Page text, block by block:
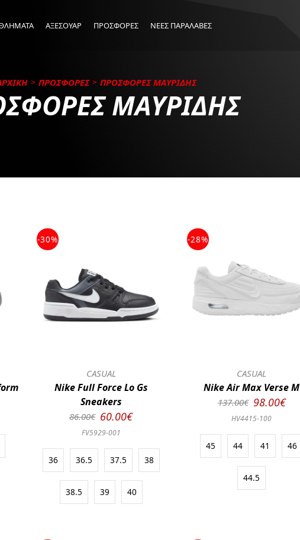
ΑΞΕΣΟΥΑΡ ΠΡΟΣΦΟΡΕΣ ΝΕΕΣ ΠΑΡΑΛΑΒΕΣ
ΠΡΟΣΦΟΡΕΣ ΠΡΟΣΦΟΡΕΣ ΜΑΥΡΙΔΗΣ
ΜΑΥΡΙΔΗΣ
-30%
CASUAL
Nike Full Force Lo Gs
Sneakers
86.00€ 60.00€
FV5929-001
36 36.5 37.5 38
38.5 39 40
-28%
CASUAL
Nike Air Max Verse M
137.00€ 98.00€
HV4415-100
45 44 41 46
44.5